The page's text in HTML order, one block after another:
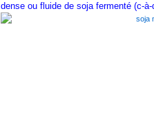
dense ou fluide de soja fermenté (c-